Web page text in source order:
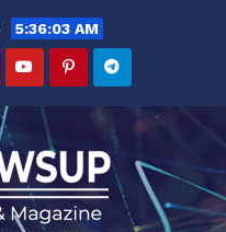
5:36:03 AM